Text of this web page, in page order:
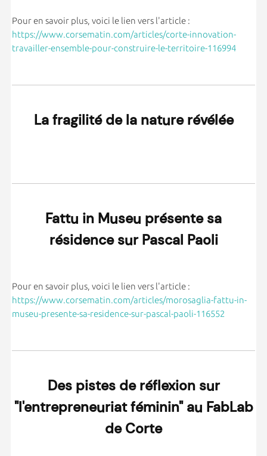
Pour en savoir plus, voici le lien vers l'article :
https://www.corsematin.com/articles/corte-innovation-
travailler-ensemble-pour-construire-le-territoire-116994
La fragilité de la nature révélée
Fattu in Museu présente sa
résidence sur Pascal Paoli
Pour en savoir plus, voici le lien vers l'article :
https://www.corsematin.com/articles/morosaglia-fattu-in-
museu-presente-sa-residence-sur-pascal-paoli-116552
Des pistes de réflexion sur
"l'entrepreneuriat féminin" au FabLab
de Corte